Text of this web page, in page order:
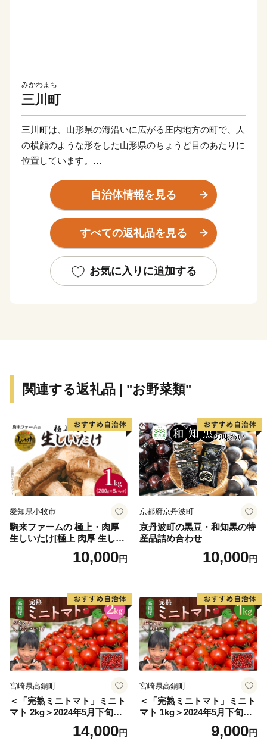
みかわまち
三川町
三川町は、山形県の海沿いに広がる庄内地方の町で、人
の横顔のような形をした山形県のちょうど目のあたりに
位置しています。
町の面積の３分の２を田んぼが占め、山がなく、海にも
接しておらず、鉄道も走っていない、人口約7,000人の
小さな町です。
「三＋川＝田」 三川は田んぼでできています。
さまにお届けします。
自治体情報を見る
すべての返礼品を見る
お気に入りに追加する
関連する返礼品 | "お野菜類"
愛知県小牧市
駒来ファームの 極上・肉厚
生しいたけ[極上 肉厚 生しい
たけ 生シイタケ 生椎茸 安心
安全 国産 採れたて 新鮮 きの
10,000円
京都府京丹波町
京丹波町の黒豆・和知黒の特
産品詰め合わせ
10,000円
宮崎県高鍋町
＜「完熟ミニトマト」ミニト
マト 2kg＞2024年5月下旬迄
に順次出荷 野菜ソムリエサ
ミット アルル・リリカ共に
14,000円
宮崎県高鍋町
＜「完熟ミニトマト」ミニト
マト 1kg＞2024年5月下旬迄
に順次出荷 野菜ソムリエサ
ミット アルル・リリカ共に
9,000円